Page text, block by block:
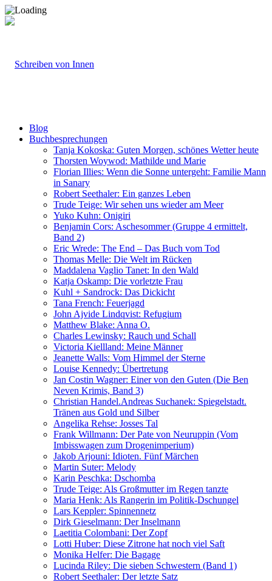
Blog
Buchbesprechungen
Tanja Kokoska: Guten Morgen, schönes Wetter heute
Thorsten Woywod: Mathilde und Marie
Florian Illies: Wenn die Sonne untergeht: Familie Mann
in Sanary
Robert Seethaler: Ein ganzes Leben
Trude Teige: Wir sehen uns wieder am Meer
Yuko Kuhn: Onigiri
Benjamin Cors: Aschesommer (Gruppe 4 ermittelt,
Band 2)
Eric Wrede: The End – Das Buch vom Tod
Thomas Melle: Die Welt im Rücken
Maddalena Vaglio Tanet: In den Wald
Katja Oskamp: Die vorletzte Frau
Kuhl + Sandrock: Das Dickicht
Tana French: Feuerjagd
John Ajvide Lindqvist: Refugium
Matthew Blake: Anna O.
Charles Lewinsky: Rauch und Schall
Victoria Kiellland: Meine Männer
Jeanette Walls: Vom Himmel der Sterne
Louise Kennedy: Übertretung
Jan Costin Wagner: Einer von den Guten (Die Ben
Neven Krimis, Band 3)
Christian Handel.Andreas Suchanek: Spiegelstadt.
Tränen aus Gold und Silber
Angelika Rehse: Josses Tal
Frank Willmann: Der Pate von Neuruppin (Vom
Imbisswagen zum Drogenimperium)
Jakob Arjouni: Idioten. Fünf Märchen
Martin Suter: Melody
Karin Peschka: Dschomba
Trude Teige: Als Großmutter im Regen tanzte
Maria Henk: Als Rangerin im Politik-Dschungel
Lars Keppler: Spinnennetz
Dirk Gieselmann: Der Inselmann
Laetitia Colombani: Der Zopf
Lotti Huber: Diese Zitrone hat noch viel Saft
Monika Helfer: Die Bagage
Lucinda Riley: Die sieben Schwestern (Band 1)
Robert Seethaler: Der letzte Satz